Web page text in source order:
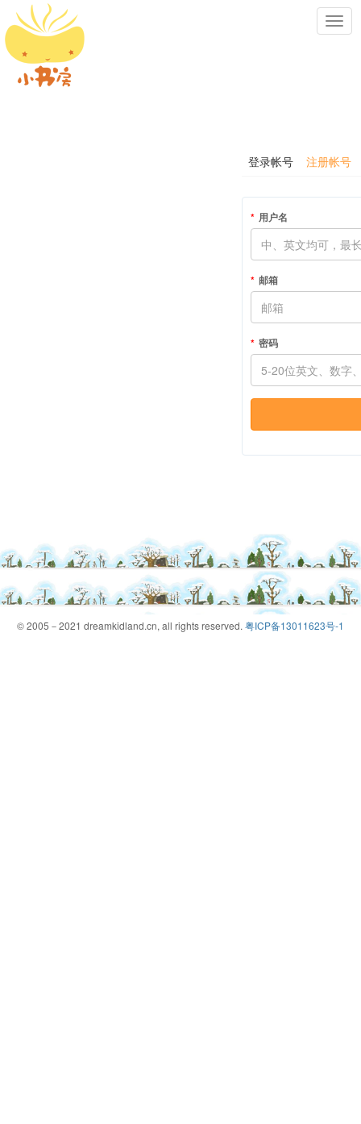
登录帐号 注册帐号
用户名
邮箱
密码
© 2005－2021 dreamkidland.cn, all rights reserved. 粤ICP备13011623号-1